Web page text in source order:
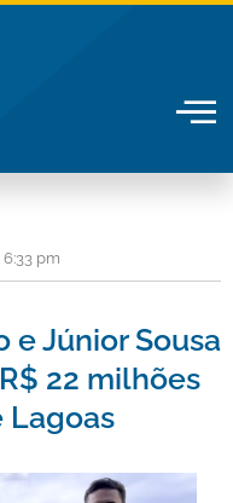
6:33 pm
e Júnior Sousa
22 milhões
Lagoas